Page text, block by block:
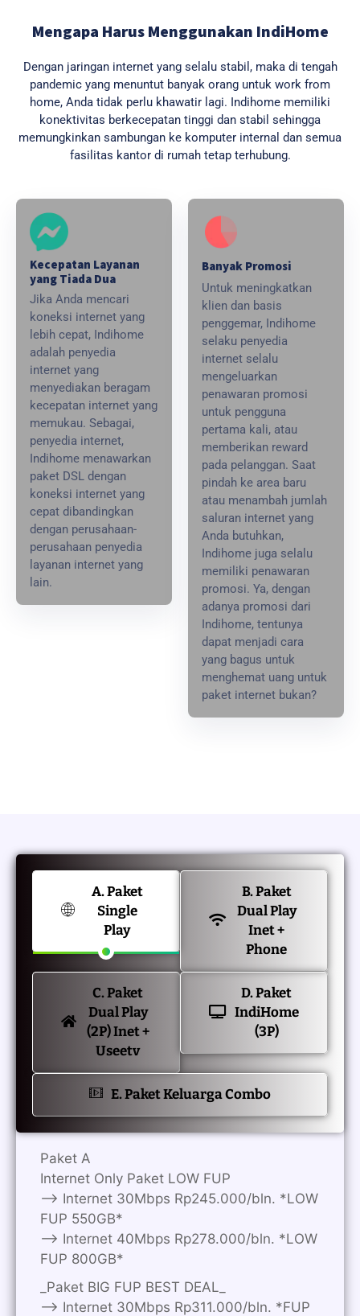
Mengapa Harus Menggunakan IndiHome
Dengan jaringan internet yang selalu stabil, maka di tengah
pandemic yang menuntut banyak orang untuk work from
home, Anda tidak perlu khawatir lagi. Indihome memiliki
konektivitas berkecepatan tinggi dan stabil sehingga
memungkinkan sambungan ke komputer internal dan semua
fasilitas kantor di rumah tetap terhubung.
Kecepatan Layanan
yang Tiada Dua
Jika Anda mencari
koneksi internet yang
lebih cepat, Indihome
adalah penyedia
internet yang
menyediakan beragam
kecepatan internet yang
memukau. Sebagai,
penyedia internet,
Indihome menawarkan
paket DSL dengan
koneksi internet yang
cepat dibandingkan
dengan perusahaan-
perusahaan penyedia
layanan internet yang
lain.
Banyak Promosi
Untuk meningkatkan
klien dan basis
penggemar, Indihome
selaku penyedia
internet selalu
mengeluarkan
penawaran promosi
untuk pengguna
pertama kali, atau
memberikan reward
pada pelanggan. Saat
pindah ke area baru
atau menambah jumlah
saluran internet yang
Anda butuhkan,
Indihome juga selalu
memiliki penawaran
promosi. Ya, dengan
adanya promosi dari
Indihome, tentunya
dapat menjadi cara
yang bagus untuk
menghemat uang untuk
paket internet bukan?
A. Paket
Single
Play
B. Paket
Dual Play
Inet +
Phone
C. Paket
Dual Play
(2P) Inet +
Useetv
D. Paket
IndiHome
(3P)
E. Paket Keluarga Combo
Paket A
Internet Only Paket LOW FUP
—> Internet 30Mbps Rp245.000/bln. *LOW
FUP 550GB*
—> Internet 40Mbps Rp278.000/bln. *LOW
FUP 800GB*
_Paket BIG FUP BEST DEAL_
—> Internet 30Mbps Rp311.000/bln. *FUP